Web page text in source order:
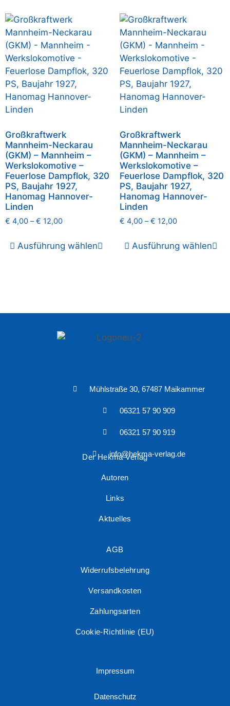
Großkraftwerk
Mannheim-Neckarau
(GKM) – Mannheim –
Werkslokomotive –
Feuerlose Dampflok, 320
PS, Baujahr 1927,
Hanomag Hannover-
Linden
€ 4,00 –€ 12,00
Ausführung wählen
Großkraftwerk
Mannheim-Neckarau
(GKM) – Mannheim –
Werkslokomotive –
Feuerlose Dampflok, 320
PS, Baujahr 1927,
Hanomag Hannover-
Linden
€ 4,00–€ 12,00
Ausführung wählen
Mühlstraße 30, 67487 Maikammer
06321 57 90 909
06321 57 90 919
info@hekma-verlag.de
Der Hekma Verlag
Autoren
Links
Aktuelles
AGB
Widerrufsbelehrung
Versandkosten
Zahlungsarten
Cookie-Richtlinie (EU)
Impressum
Datenschutz